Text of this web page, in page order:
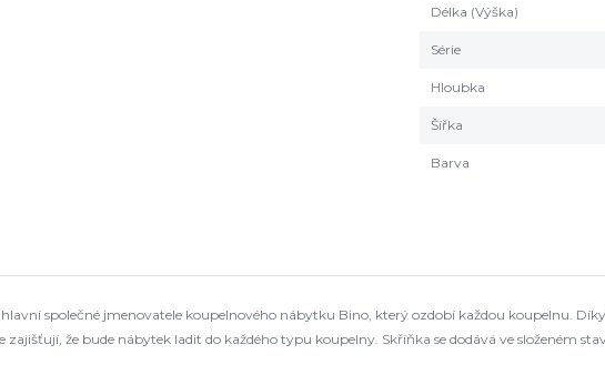
Délka (Výška)
Série
Hloubka
Šířka
Barva
hlavní společné jmenovatele koupelnového nábytku Bino, který ozdobí každou koupelnu.
že bude nábytek ladit do každého typu koupelny. Skříňka se dodává ve složeném